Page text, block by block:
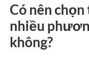
Có nên
nhiều
không?